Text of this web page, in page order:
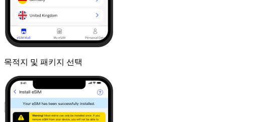
목적지 및 패키지 선택